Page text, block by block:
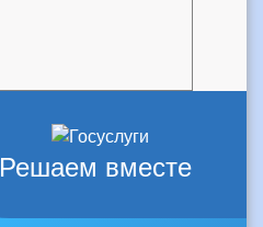
Решаем вместе